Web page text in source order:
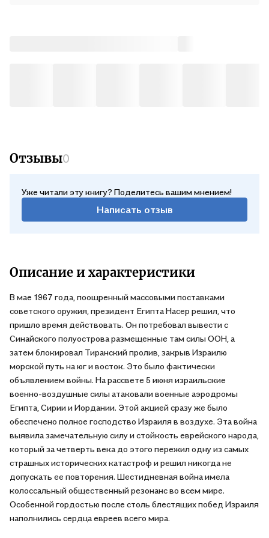
Отзывы0
Уже читали эту книгу? Поделитесь вашим мнением!
Написать отзыв
Описание и характеристики
В мае 1967 года, поощренный массовыми поставками
советского оружия, президент Египта Насер решил, что
пришло время действовать. Он потребовал вывести с
Синайского полуострова размещенные там силы ООН, а
затем блокировал Тиранский пролив, закрыв Израилю
морской путь на юг и восток. Это было фактически
объявлением войны. На рассвете 5 июня израильские
военно-воздушные силы атаковали военные аэродромы
Египта, Сирии и Иордании. Этой акцией сразу же было
обеспечено полное господство Израиля в воздухе. Эта война
выявила замечательную силу и стойкость еврейского народа,
который за четверть века до этого пережил одну из самых
страшных исторических катастроф и решил никогда не
допускать ее повторения. Шестидневная война имела
колоссальный общественный резонанс во всем мире.
Особенной гордостью после столь блестящих побед Израиля
наполнились сердца евреев всего мира.